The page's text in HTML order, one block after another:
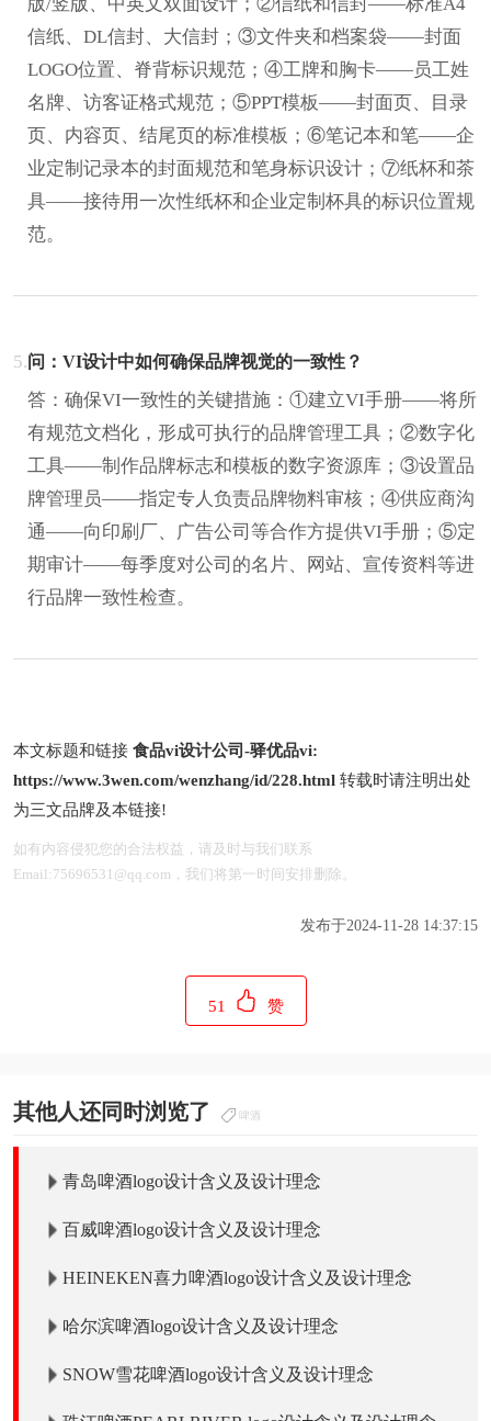
信纸、DL信封、大信封；③文件夹和档案袋——封面
LOGO位置、脊背标识规范；④工牌和胸卡——员工姓
名牌、访客证格式规范；⑤PPT模板——封面页、目录
页、内容页、结尾页的标准模板；⑥笔记本和笔——企
业定制记录本的封面规范和笔身标识设计；⑦纸杯和茶
具——接待用一次性纸杯和企业定制杯具的标识位置规
范。
5.问：VI设计中如何确保品牌视觉的一致性？
答：确保VI一致性的关键措施：①建立VI手册——将所
有规范文档化，形成可执行的品牌管理工具；②数字化
工具——制作品牌标志和模板的数字资源库；③设置品
牌管理员——指定专人负责品牌物料审核；④供应商沟
通——向印刷厂、广告公司等合作方提供VI手册；⑤定
期审计——每季度对公司的名片、网站、宣传资料等进
行品牌一致性检查。
本文标题和链接 食品vi设计公司-驿优品vi:
https://www.3wen.com/wenzhang/id/228.html 转载时请注明出处
为三文品牌及本链接!
如有内容侵犯您的合法权益，请及时与我们联系
Email:75696531@qq.com，我们将第一时间安排删除。
发布于2024-11-28 14:37:15
51 赞
其他人还同时浏览了 啤酒
青岛啤酒logo设计含义及设计理念
百威啤酒logo设计含义及设计理念
HEINEKEN喜力啤酒logo设计含义及设计理念
哈尔滨啤酒logo设计含义及设计理念
SNOW雪花啤酒logo设计含义及设计理念